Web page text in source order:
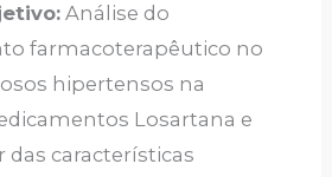
Análise do
farmacoterapêutico no
hipertensos na
Losartana e
das características